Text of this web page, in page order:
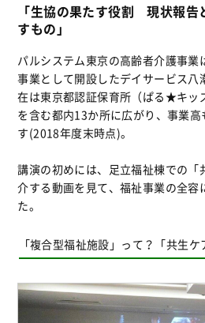
「生協の果たす役割 現状報告
すもの」
パルシステム東京の高齢者介護事業
事業として開設したデイサービス八
在は東京都認証保育所（ぱる★キッ
を含む都内13か所に広がり、事業
す(2018年度末時点)。
講演の初めには、足立福祉棟での「
介する動画を見て、福祉事業の全容
た。
「複合型福祉施設」って？「共生ケ